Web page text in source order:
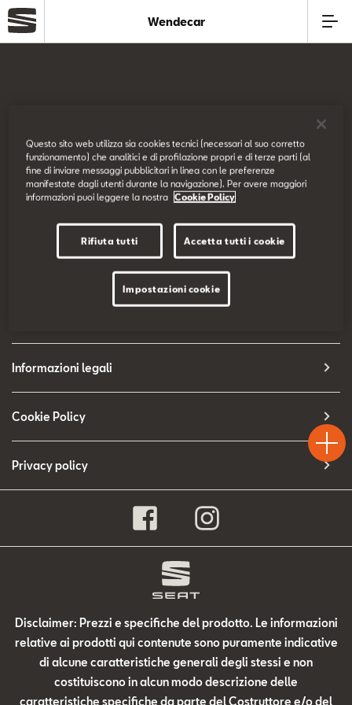
Offerte
Business
SEAT Usato Certificato
Contatti
Configuratore
Wendecar
Prova su strada
Configuratore
Informazioni legali
Cookie Policy
Privacy policy
Disclaimer: Prezzi e specifiche del prodotto. Le informazioni
relative ai prodotti qui contenute sono puramente indicative
di alcune caratteristiche generali degli stessi e non
costituiscono in alcun modo descrizione delle
caratteristiche specifiche da parte del Costruttore e/o del
Drive
Chiama
Questo sito web utilizza sia cookies tecnici (necessari al suo corretto
funzionamento) che analitici e di profilazione propri e di terze parti (al
fine di inviare messaggi pubblicitari in linea con le preferenze
manifestate dagli utenti durante la navigazione). Per avere maggiori
informazioni puoi leggere la nostra
Cookie Policy
Rifiuta tutti Accetta tutti i cookie
Impostazioni cookie